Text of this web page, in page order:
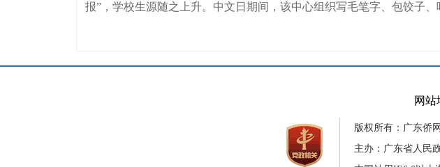
报”，学校生源随之上升。中文日期间，该中心组织写毛笔字、包饺子
网站
版权所有：广东侨
主办：广东省人民